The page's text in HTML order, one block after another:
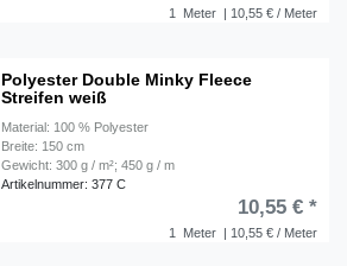
1 Meter | 10,55 € / Meter
Polyester Double Minky Fleece
Streifen weiß
Material: 100 % Polyester
Breite: 150 cm
Gewicht: 300 g / m²; 450 g / m
Artikelnummer: 377 C
1 Meter | 10,55 € / Meter
10,55 € *